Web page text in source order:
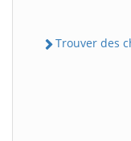
Trouver des